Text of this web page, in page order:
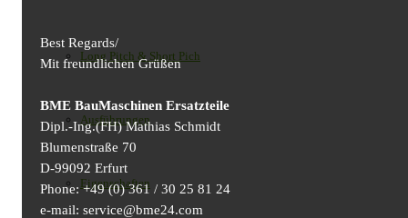
Long Pitch & Short Pich
Ausführungen
Eigenschaften
Best Regards/
Mit freundlichen Grüßen
BME BauMaschinen Ersatzteile
Dipl.-Ing.(FH) Mathias Schmidt
Blumenstraße 70
D-99092 Erfurt
Phone: +49 (0) 361 / 30 25 81 24
e-mail: service@bme24.com